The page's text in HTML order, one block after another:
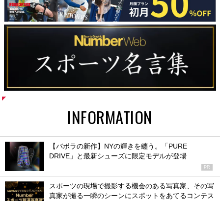
INFORMATION
【バボラの新作】NYの輝きを纏う。「PURE
DRIVE」と最新シューズに限定モデルが登場
PR
スポーツの現場で撮影する機会のある写真家、その写
真家が撮る一瞬のシーンにスポットをあてるコンテス